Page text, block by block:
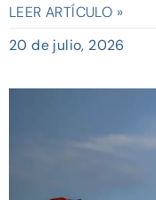
LEER ARTÍCULO »
20 de julio, 2026